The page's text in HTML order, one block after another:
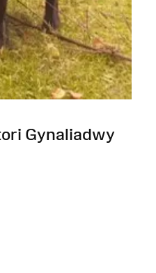
Gynaliadwy